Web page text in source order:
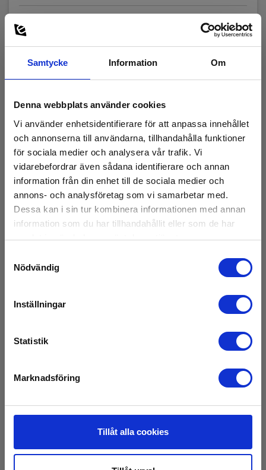
Samtycke Information Om
Denna webbplats använder cookies
Vi använder enhetsidentifierare för att anpassa innehållet
och annonserna till användarna, tillhandahålla funktioner
för sociala medier och analysera vår trafik. Vi
vidarebefordrar även sådana identifierare och annan
information från din enhet till de sociala medier och
annons- och analysföretag som vi samarbetar med.
Dessa kan i sin tur kombinera informationen med annan
information som du har tillhandahållit eller som de har
samlat in när du har använt deras tjänster.
Nödvändig
Inställningar
Statistik
Marknadsföring
Tillåt alla cookies
mått | Längd X diameter
130 mm X Ø5 mm
Tillbehör